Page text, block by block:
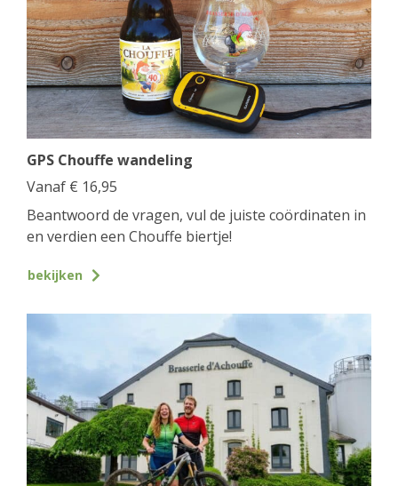
GPS Chouffe wandeling
Vanaf € 16,95
Beantwoord de vragen, vul de juiste coördinaten in
en verdien een Chouffe biertje!
bekijken